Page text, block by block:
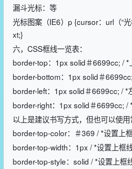
漏斗光标：等
光标图案（IE6）p {cursor：url（“
xt;}
六，CSS框线一览表：
border-top：1px solid＃6699cc; / *
border-bottom：1px solid＃
border-left：1px solid＃6699cc; / *
border-right：1px solid＃6699cc; /
以上是建议书写方式，但也可以使用
border-top-color：＃369 / *设置上
border-top-width：1px / *设置上框
border-top-style：solid / *设置上框